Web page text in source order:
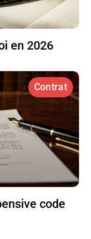
en 2026
Contrat
code